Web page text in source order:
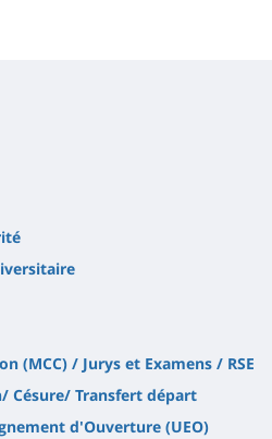
(MCC) / Jurys et Examens / RSE
Césure/ Transfert départ
d'Ouverture (UEO)